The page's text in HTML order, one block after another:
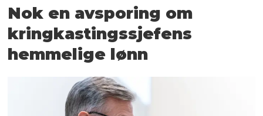
Nok en avsporing om
kringkastings­sjefens
hemmelige lønn